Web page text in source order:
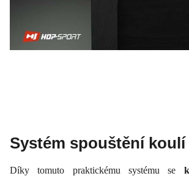
Systém spouštění koulí
Díky tomuto praktickému systému se